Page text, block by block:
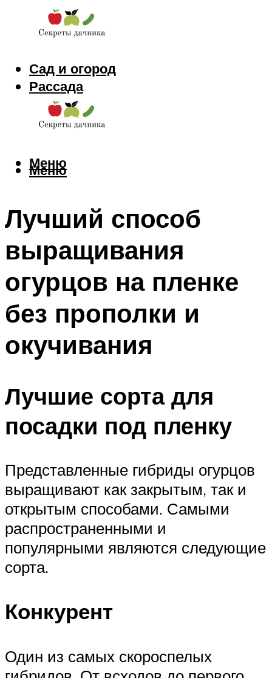
Сад и огород
Рассада
Цветы
Заготовки
Меню
Меню
Лучший способ
выращивания
огурцов на пленке
без прополки и
окучивания
Лучшие сорта для
посадки под пленку
Представленные гибриды огурцов
выращивают как закрытым, так и
открытым способами. Самыми
распространенными и
популярными являются следующие
сорта.
Конкурент
Один из самых скороспелых